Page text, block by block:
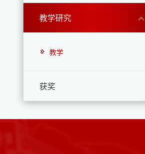
教学研究
教学
获奖